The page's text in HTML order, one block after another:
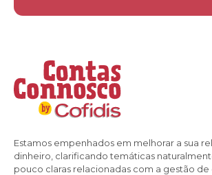
Estamos empenhados em melhorar a sua
dinheiro, clarificando temáticas
pouco claras relacionadas com a gestão de